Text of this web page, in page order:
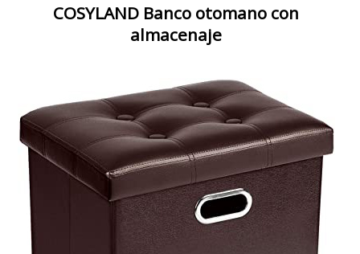
COSYLAND Banco otomano con
almacenaje